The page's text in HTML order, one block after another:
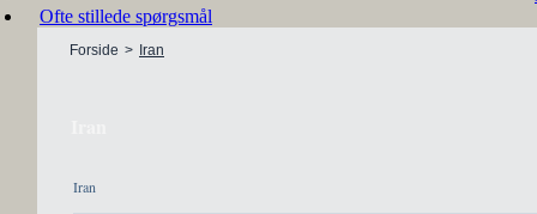
Ofte stillede spørgsmål
Forside > Iran
Iran